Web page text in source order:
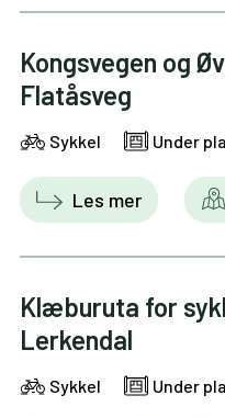
Kongsvegen og
Flatåsveg
Sykkel Under
Les mer
Klæburuta for
Lerkendal
Sykkel Under